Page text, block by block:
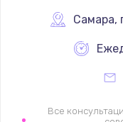
Самара,
Все